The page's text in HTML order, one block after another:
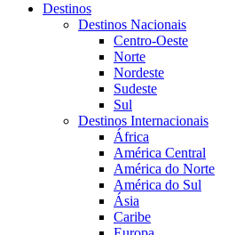
Destinos
Destinos Nacionais
Centro-Oeste
Norte
Nordeste
Sudeste
Sul
Destinos Internacionais
África
América Central
América do Norte
América do Sul
Ásia
Caribe